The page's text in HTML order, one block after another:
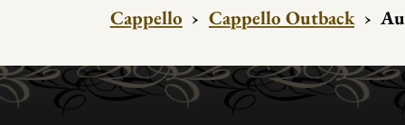
Cappello › Cappello Outback ›